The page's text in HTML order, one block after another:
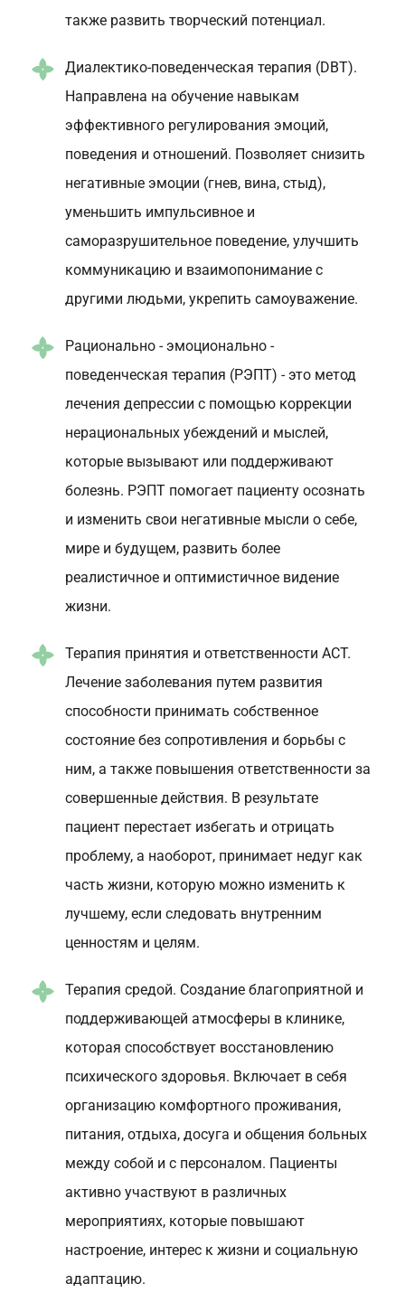
также развить творческий потенциал.
Диалектико-поведенческая терапия (DBT).
Направлена на обучение навыкам
эффективного регулирования эмоций,
поведения и отношений. Позволяет снизить
негативные эмоции (гнев, вина, стыд),
уменьшить импульсивное и
саморазрушительное поведение, улучшить
коммуникацию и взаимопонимание с
другими людьми, укрепить самоуважение.
Рационально - эмоционально -
поведенческая терапия (РЭПТ) - это метод
лечения депрессии с помощью коррекции
нерациональных убеждений и мыслей,
которые вызывают или поддерживают
болезнь. РЭПТ помогает пациенту осознать
и изменить свои негативные мысли о себе,
мире и будущем, развить более
реалистичное и оптимистичное видение
жизни.
Терапия принятия и ответственности АСТ.
Лечение заболевания путем развития
способности принимать собственное
состояние без сопротивления и борьбы с
ним, а также повышения ответственности за
совершенные действия. В результате
пациент перестает избегать и отрицать
проблему, а наоборот, принимает недуг как
часть жизни, которую можно изменить к
лучшему, если следовать внутренним
ценностям и целям.
Терапия средой. Создание благоприятной и
поддерживающей атмосферы в клинике,
которая способствует восстановлению
психического здоровья. Включает в себя
организацию комфортного проживания,
питания, отдыха, досуга и общения больных
между собой и с персоналом. Пациенты
активно участвуют в различных
мероприятиях, которые повышают
настроение, интерес к жизни и социальную
адаптацию.